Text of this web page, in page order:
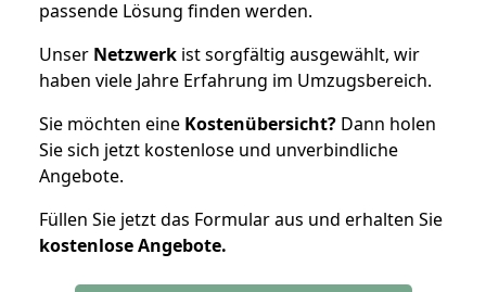
passende Lösung finden werden.
Unser Netzwerk ist sorgfältig ausgewählt, wir
haben viele Jahre Erfahrung im Umzugsbereich.
Sie möchten eine Kostenübersicht? Dann holen
Sie sich jetzt kostenlose und unverbindliche
Angebote.
Füllen Sie jetzt das Formular aus und erhalten Sie
kostenloseAngebote.